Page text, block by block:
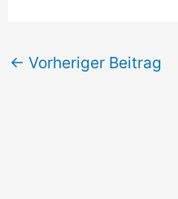
← Vorheriger Beitrag